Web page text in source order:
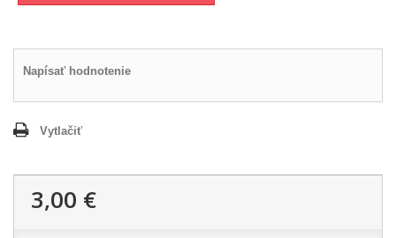
Napísať hodnotenie
Vytlačiť
3,00 €